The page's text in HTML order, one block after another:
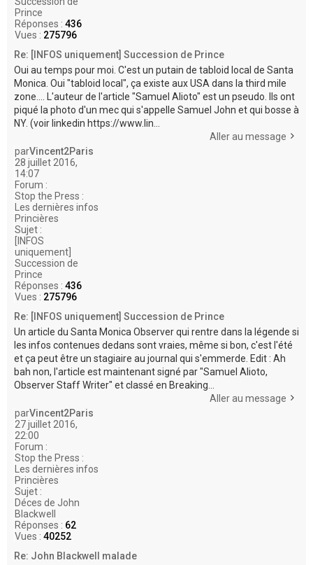
Prince
Réponses : 436
Vues : 275796
Re: [INFOS uniquement] Succession de Prince
Oui au temps pour moi. C'est un putain de tabloid local de Santa
Monica. Oui "tabloid local", ça existe aux USA dans la third mile
zone.... L'auteur de l'article "Samuel Alioto" est un pseudo. Ils ont
piqué la photo d'un mec qui s'appelle Samuel John et qui bosse à
NY. (voir linkedin https://www.lin...
Aller au message
parVincent2Paris
28 juillet 2016,
14:07
Forum :
Stop the Press :
Les dernières infos
Princières
Sujet :
[INFOS
uniquement]
Succession de
Prince
Réponses : 436
Vues : 275796
Re: [INFOS uniquement] Succession de Prince
Un article du Santa Monica Observer qui rentre dans la légende si
les infos contenues dedans sont vraies, même si bon, c'est l'été
et ça peut être un stagiaire au journal qui s'emmerde. Edit : Ah
bah non, l'article est maintenant signé par "Samuel Alioto,
Observer Staff Writer" et classé en Breaking...
Aller au message
parVincent2Paris
27 juillet 2016,
22:00
Forum :
Stop the Press :
Les dernières infos
Princières
Sujet :
Déces de John
Blackwell
Réponses : 62
Vues : 40252
Re: John Blackwell malade